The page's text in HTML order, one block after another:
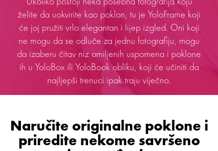
želite da uokvirite kao poklon, tu je YoloFrame koji
će joj pružiti vrlo elegantan i lijep izgled. Oni koji
ne mogu da se odluče za jednu fotografiju, mogu
da izaberu čitav niz omiljenih uspomena i poklone
ih u YoloBox ili YoloBook obliku, koji će učiniti da
najljepši trenuci ipak traju viječno.
Naručite originalne poklone i
priredite nekome savršeno